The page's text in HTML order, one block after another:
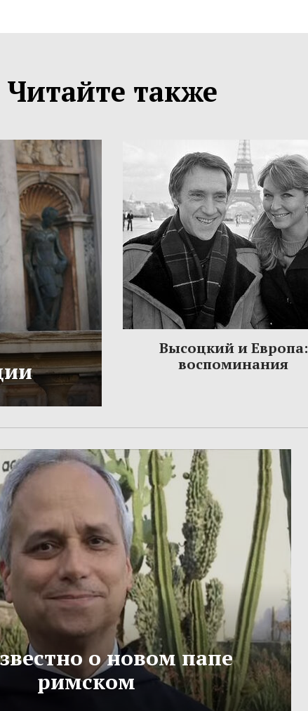
Читайте также
Высоцкий и Европа:
воспоминания
о новом папе
римском